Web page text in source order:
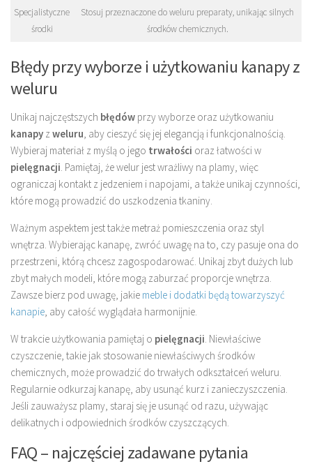
Specjalistyczne
środki
Stosuj przeznaczone do weluru preparaty, unikając silnych
środków chemicznych.
Błędy przy wyborze i użytkowaniu kanapy z
weluru
Unikaj najczęstszych błędów przy wyborze oraz użytkowaniu
kanapy z weluru, aby cieszyć się jej elegancją i funkcjonalnością.
Wybieraj materiał z myślą o jego trwałości oraz łatwości w
pielęgnacji. Pamiętaj, że welur jest wrażliwy na plamy, więc
ograniczaj kontakt z jedzeniem i napojami, a także unikaj czynności,
które mogą prowadzić do uszkodzenia tkaniny.
Ważnym aspektem jest także metraż pomieszczenia oraz styl
wnętrza. Wybierając kanapę, zwróć uwagę na to, czy pasuje ona do
przestrzeni, którą chcesz zagospodarować. Unikaj zbyt dużych lub
zbyt małych modeli, które mogą zaburzać proporcje wnętrza.
Zawsze bierz pod uwagę, jakie meble i dodatki będą towarzyszyć
kanapie, aby całość wyglądała harmonijnie.
W trakcie użytkowania pamiętaj o pielęgnacji. Niewłaściwe
czyszczenie, takie jak stosowanie niewłaściwych środków
chemicznych, może prowadzić do trwałych odkształceń weluru.
Regularnie odkurzaj kanapę, aby usunąć kurz i zanieczyszczenia.
Jeśli zauważysz plamy, staraj się je usunąć od razu, używając
delikatnych i odpowiednich środków czyszczących.
FAQ – najczęściej zadawane pytania